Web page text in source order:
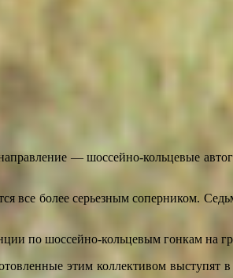
— шоссейно-кольцевые
все более серьезным соперником.
по шоссейно-кольцевым гонкам на
этим коллективом выступят